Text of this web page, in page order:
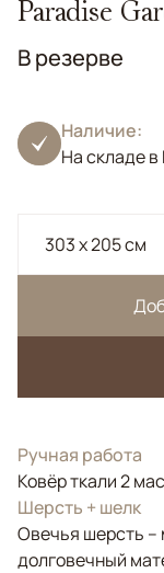
Paradise
В резерве
Наличие:
На складе
303 x 205 см
Ручная работа
Ковёр ткали 2
Шерсть + шелк
Овечья шерсть –
долговечный